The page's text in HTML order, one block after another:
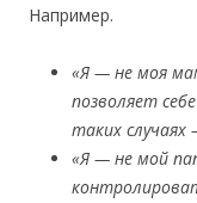
Например.
«Я — не моя
позволяет
таких случаях
«Я — не мой